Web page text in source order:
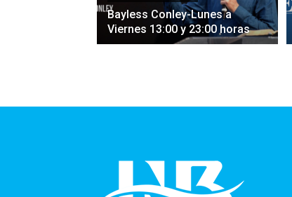
Bayless Conley-Lunes a
Viernes 13:00 y 23:00 horas